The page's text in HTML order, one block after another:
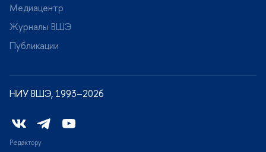
Медиацентр
Журналы ВШЭ
Публикации
НИУ ВШЭ, 1993–2026
Редактору